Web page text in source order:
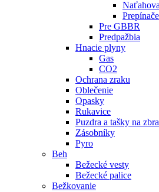
Pre GBBR
Predpažbia
Hnacie plyny
Gas
CO2
Ochrana zraku
Oblečenie
Opasky
Rukavice
Puzdra a tašky na
Zásobníky
Pyro
Beh
Bežecké vesty
Bežecké palice
Bežkovanie